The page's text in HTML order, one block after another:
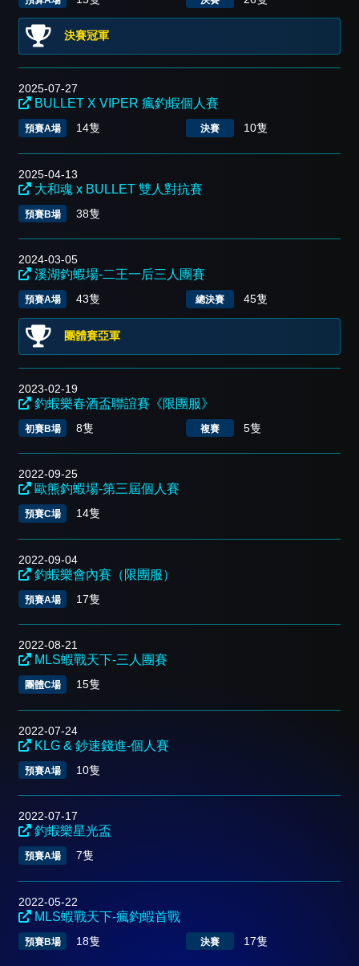
決賽冠軍
2025-07-27
BULLET X VIPER 瘋釣蝦個人賽
預賽A場 14隻 決賽 10隻
2025-04-13
大和魂 x BULLET 雙人對抗賽
預賽B場 38隻
2024-03-05
溪湖釣蝦場-二王一后三人團賽
預賽A場 43隻 總決賽 45隻
團體賽亞軍
2023-02-19
釣蝦樂春酒盃聯誼賽《限團服》
初賽B場 8隻 複賽 5隻
2022-09-25
歐熊釣蝦場-第三屆個人賽
預賽C場 14隻
2022-09-04
釣蝦樂會內賽（限團服）
預賽A場 17隻
2022-08-21
MLS蝦戰天下-三人團賽
團體C場 15隻
2022-07-24
KLG & 鈔速錢進-個人賽
預賽A場 10隻
2022-07-17
釣蝦樂星光盃
預賽A場 7隻
2022-05-22
MLS蝦戰天下-瘋釣蝦首戰
預賽B場 18隻 決賽 17隻